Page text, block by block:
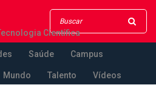
Científica
Saúde Campus
Mundo Talento Vídeos